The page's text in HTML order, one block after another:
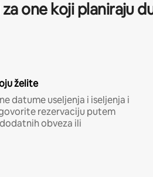
one koji planiraju
želite
datume useljenja i iseljenja i
rezervaciju putem
obveza ili